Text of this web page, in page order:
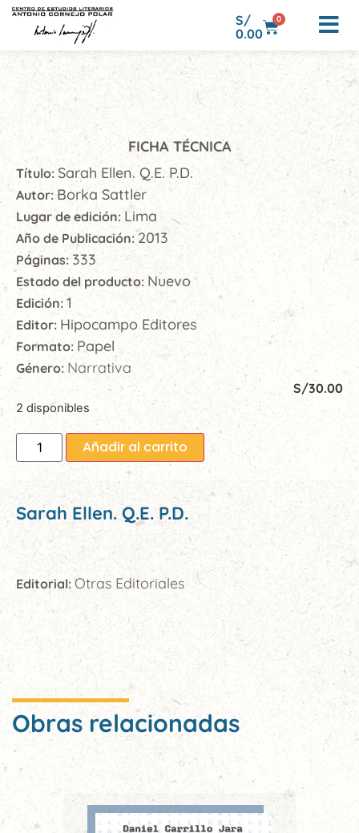
S/
0.00
0
FICHA TÉCNICA
Título: Sarah Ellen. Q.E. P.D.
Autor: Borka Sattler
Lugar de edición: Lima
Año de Publicación: 2013
Páginas: 333
Estado del producto: Nuevo
Edición: 1
Editor: Hipocampo Editores
Formato: Papel
Género: Narrativa
S/30.00
2 disponibles
Añadir al carrito
Sarah Ellen. Q.E. P.D.
Editorial:Otras Editoriales
Obras relacionadas